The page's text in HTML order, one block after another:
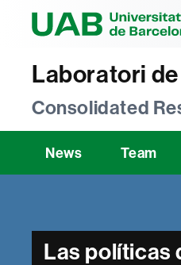
Laboratori
Consolidated
News Team
Las políticas